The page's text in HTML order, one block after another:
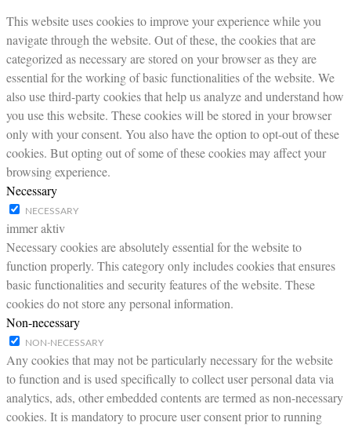
This website uses cookies to improve your experience while you
navigate through the website. Out of these, the cookies that are
categorized as necessary are stored on your browser as they are
essential for the working of basic functionalities of the website. We
also use third-party cookies that help us analyze and understand how
you use this website. These cookies will be stored in your browser
only with your consent. You also have the option to opt-out of these
cookies. But opting out of some of these cookies may affect your
browsing experience.
Necessary
NECESSARY
immer aktiv
Necessary cookies are absolutely essential for the website to
function properly. This category only includes cookies that ensures
basic functionalities and security features of the website. These
cookies do not store any personal information.
Non-necessary
NON-NECESSARY
Any cookies that may not be particularly necessary for the website
to function and is used specifically to collect user personal data via
analytics, ads, other embedded contents are termed as non-necessary
cookies. It is mandatory to procure user consent prior to running